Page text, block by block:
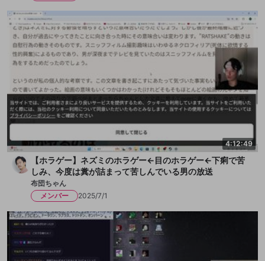
4:12:49
【ホラゲー】ネズミのホラゲー←目のホラゲー←下痢で苦
しみ、今度は糞が詰まって苦しんでいる男の放送
布団ちゃん
メンバー
2025/7/1